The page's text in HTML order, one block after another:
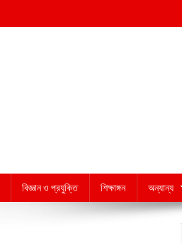
বিজ্ঞান ও প্রযুক্তি শিক্ষাঙ্গন অন্যান্য